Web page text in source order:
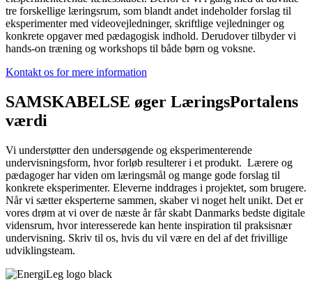
tre forskellige læringsrum, som blandt andet indeholder forslag til
eksperimenter med videovejledninger, skriftlige vejledninger og
konkrete opgaver med pædagogisk indhold. Derudover tilbyder vi
hands-on træning og workshops til både børn og voksne.
Kontakt os for mere information
SAMSKABELSE øger LæringsPortalens
værdi
Vi understøtter den undersøgende og eksperimenterende
undervisningsform, hvor forløb resulterer i et produkt. Lærere og
pædagoger har viden om læringsmål og mange gode forslag til
konkrete eksperimenter. Eleverne inddrages i projektet, som brugere.
Når vi sætter eksperterne sammen, skaber vi noget helt unikt. Det er
vores drøm at vi over de næste år får skabt Danmarks bedste digitale
vidensrum, hvor interesserede kan hente inspiration til praksisnær
undervisning. Skriv til os, hvis du vil være en del af det frivillige
udviklingsteam.